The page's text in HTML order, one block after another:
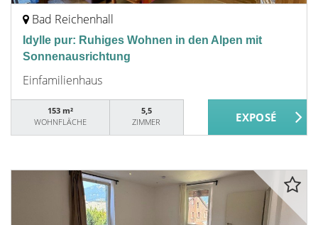
Bad Reichenhall
Idylle pur: Ruhiges Wohnen in den Alpen mit
Sonnenausrichtung
Einfamilienhaus
153 m²
WOHNFLÄCHE
5,5
ZIMMER